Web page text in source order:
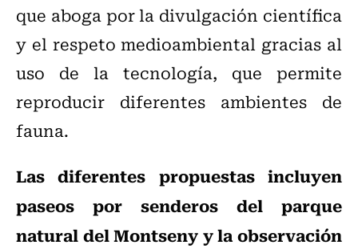
que aboga por la divulgación científica
y el respeto medioambiental gracias al
uso de la tecnología, que permite
reproducir diferentes ambientes de
fauna.
Las diferentes propuestas incluyen
paseos por senderos del parque
natural del Montseny y la observación